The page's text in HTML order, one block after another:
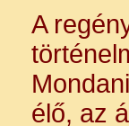
A
élő, az